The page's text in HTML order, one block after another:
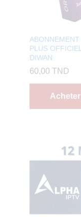
PLUS
DIWAN
60,00 TND